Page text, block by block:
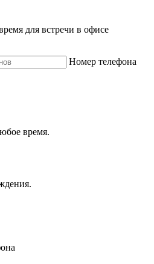
для встречи в офисе
Номер телефона
время.